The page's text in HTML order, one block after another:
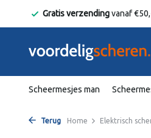
Gratis verzendingvanaf
Scheermesjes man
Terug Home Elektrisch